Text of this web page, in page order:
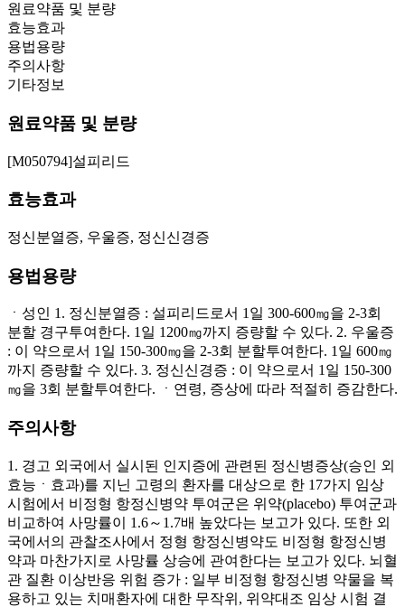
원료약품 및 분량
효능효과
용법용량
주의사항
기타정보
원료약품 및 분량
[M050794]설피리드
효능효과
정신분열증, 우울증, 정신신경증
용법용량
ㆍ성인 1. 정신분열증 : 설피리드로서 1일 300-600㎎을 2-3회
분할 경구투여한다. 1일 1200㎎까지 증량할 수 있다. 2. 우울증
: 이 약으로서 1일 150-300㎎을 2-3회 분할투여한다. 1일 600㎎
까지 증량할 수 있다. 3. 정신신경증 : 이 약으로서 1일 150-300
㎎을 3회 분할투여한다. ㆍ연령, 증상에 따라 적절히 증감한다.
주의사항
1. 경고 외국에서 실시된 인지증에 관련된 정신병증상(승인 외
효능ㆍ효과)를 지닌 고령의 환자를 대상으로 한 17가지 임상
시험에서 비정형 항정신병약 투여군은 위약(placebo) 투여군과
비교하여 사망률이 1.6～1.7배 높았다는 보고가 있다. 또한 외
국에서의 관찰조사에서 정형 항정신병약도 비정형 항정신병
약과 마찬가지로 사망률 상승에 관여한다는 보고가 있다. 뇌혈
관 질환 이상반응 위험 증가 : 일부 비정형 항정신병 약물을 복
용하고 있는 치매환자에 대한 무작위, 위약대조 임상 시험 결